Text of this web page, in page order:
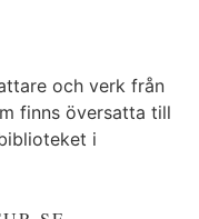
och verk från
finns översatta till
i